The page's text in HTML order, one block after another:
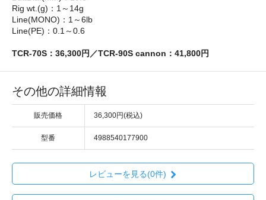
Rig wt.(g)：1～14g
Line(MONO)：1～6lb
Line(PE)：0.1～0.6
TCR-70S：36,300円／TCR-90S cannon：41,800円
その他の詳細情報
販売価格 36,300円(税込)
型番 4988540177900
レビューを見る(0件)